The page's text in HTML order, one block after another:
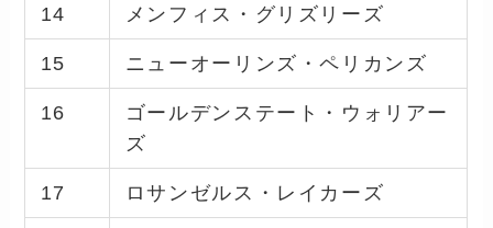
14 メンフィス・グリズリーズ
15 ニューオーリンズ・ペリカンズ
16
ゴールデンステート・ウォリアー
ズ
17 ロサンゼルス・レイカーズ